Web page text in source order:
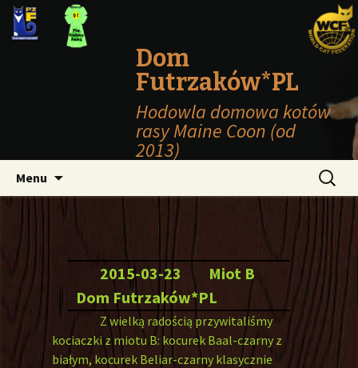
Dom
Futrzaków*PL
Hodowla domowa kotów
rasy Maine Coon (od
2013)
Menu
treści
Szukaj:
2015-03-23
Miot B
Dom Futrzaków*PL
Z wielką radością przywitaliśmy
kociaczki z miotu B: kocurek Baal-czarny z
białym, kocurek Beliar-czarny klasycznie